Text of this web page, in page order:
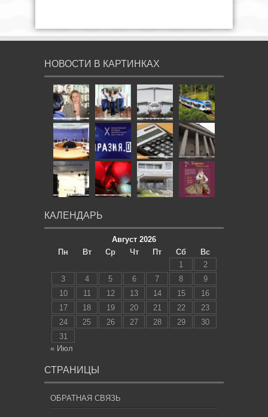
НОВОСТИ В КАРТИНКАХ
КАЛЕНДАРЬ
Август 2026
Пн
Вт Ср Чт Пт Сб
Вс
1
2
3
4 5 6 7 8
9
10
11 12 13 14 15
16
17
18 19 20 21 22
23
24
25 26 27 28 29
30
31
« Июл
СТРАНИЦЫ
ОБРАТНАЯ СВЯЗЬ